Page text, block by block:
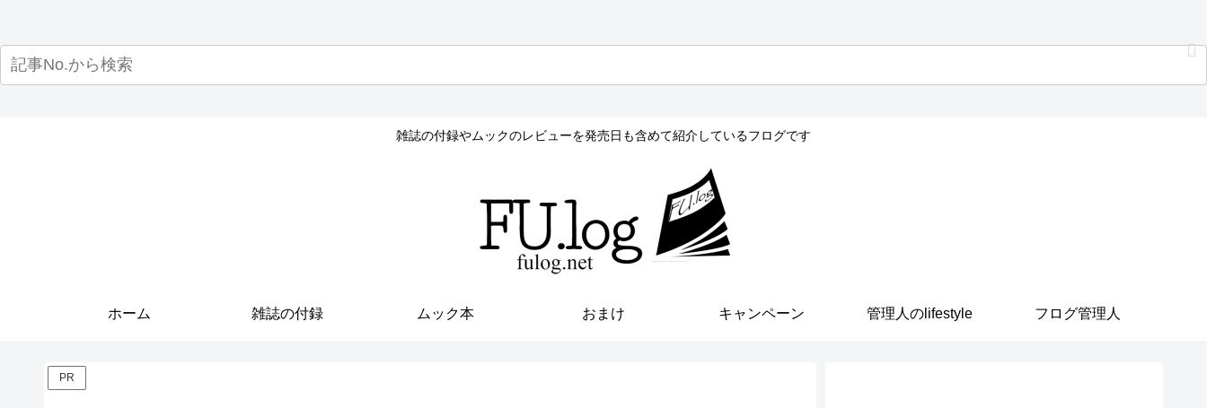
雑誌の付録やムックのレビューを発売日も含めて紹介しているフログです
ホーム 雑誌の付録 ムック本 おまけ キャンペーン 管理人のlifestyle フログ管理人
PR